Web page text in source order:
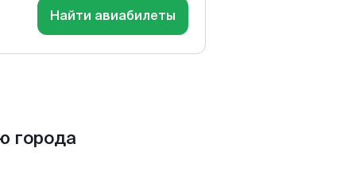
Найти авиабилеты
города